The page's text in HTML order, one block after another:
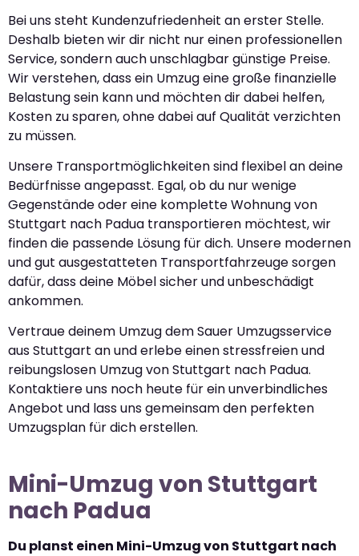
Bei uns steht Kundenzufriedenheit an erster Stelle.
Deshalb bieten wir dir nicht nur einen professionellen
Service, sondern auch unschlagbar günstige Preise.
Wir verstehen, dass ein Umzug eine große finanzielle
Belastung sein kann und möchten dir dabei helfen,
Kosten zu sparen, ohne dabei auf Qualität verzichten
zu müssen.
Unsere Transportmöglichkeiten sind flexibel an deine
Bedürfnisse angepasst. Egal, ob du nur wenige
Gegenstände oder eine komplette Wohnung von
Stuttgart nach Padua transportieren möchtest, wir
finden die passende Lösung für dich. Unsere modernen
und gut ausgestatteten Transportfahrzeuge sorgen
dafür, dass deine Möbel sicher und unbeschädigt
ankommen.
Vertraue deinem Umzug dem Sauer Umzugsservice
aus Stuttgart an und erlebe einen stressfreien und
reibungslosen Umzug von Stuttgart nach Padua.
Kontaktiere uns noch heute für ein unverbindliches
Angebot und lass uns gemeinsam den perfekten
Umzugsplan für dich erstellen.
Mini-Umzug von Stuttgart
nach Padua
Du planst einen Mini-Umzug von Stuttgart nach